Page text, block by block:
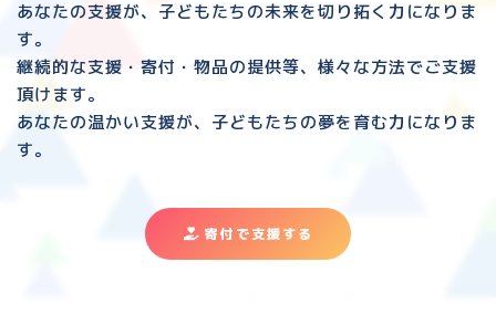
あなたの支援が、子どもたちの未来を切り拓く力になりま
す。
継続的な支援・寄付・物品の提供等、様々な方法でご支援
頂けます。
あなたの温かい支援が、子どもたちの夢を育む力になりま
す。
寄付で支援する